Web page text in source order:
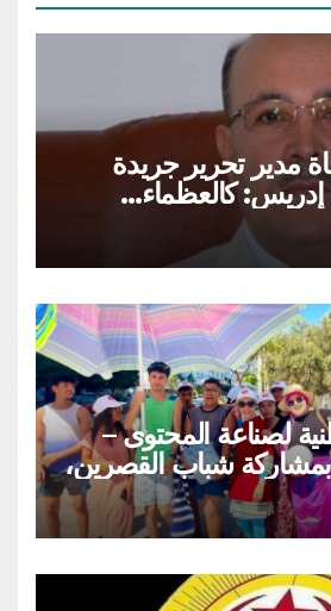
15 لوفاة مدير تحرير جريدة
إدريس: كالعظماء…
واقفا
لصناعة المحتوى –
شباب القصرين،